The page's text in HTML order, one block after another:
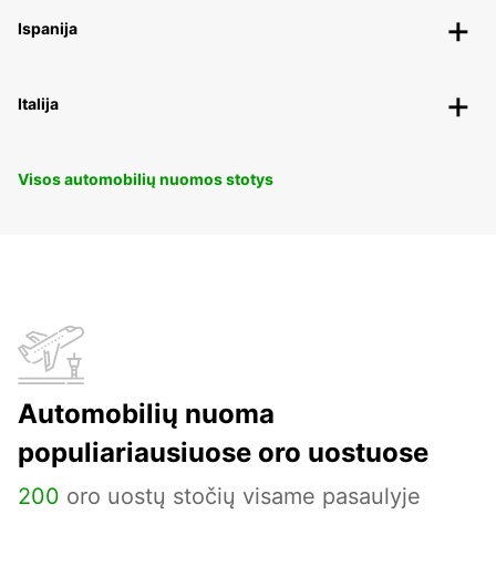
Ispanija
Italija
Visos automobilių nuomos stotys
Automobilių nuoma
populiariausiuose oro uostuose
200 oro uostų stočių visame pasaulyje